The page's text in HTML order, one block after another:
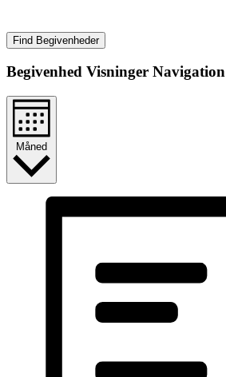
Find Begivenheder
Begivenhed Visninger Navigation
Måned